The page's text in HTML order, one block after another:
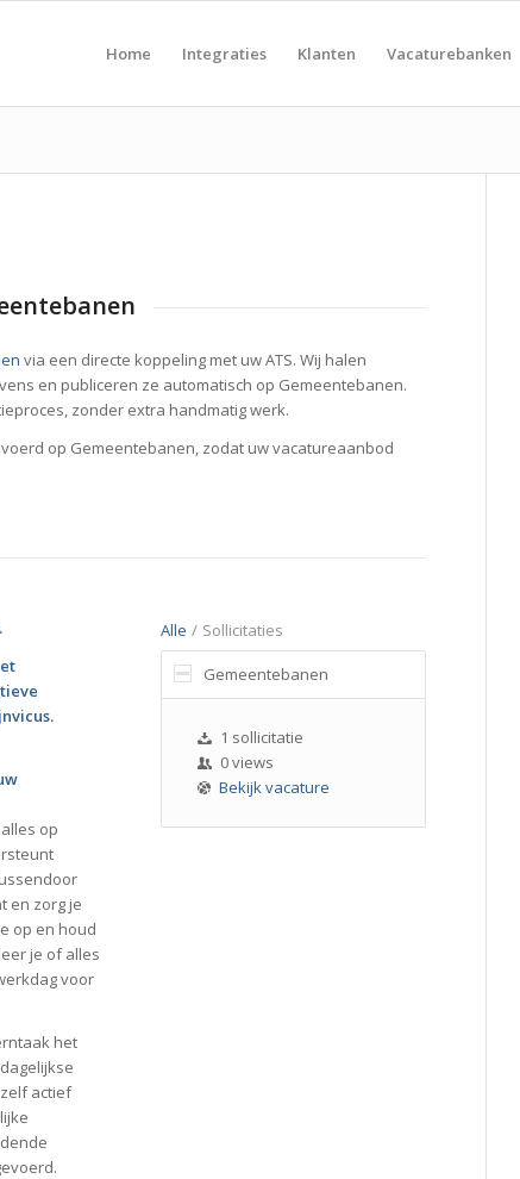
Home Integraties Klanten Vacaturebanken
via een directe koppeling met uw ATS. Wij halen
en publiceren ze automatisch op Gemeentebanen.
zonder extra handmatig werk.
op Gemeentebanen, zodat uw vacatureaanbod
op
en zorg je
op en houd
je of alles
voor
het
actief
Alle / Sollicitaties
Gemeentebanen
1 sollicitatie
0 views
Bekijk vacature